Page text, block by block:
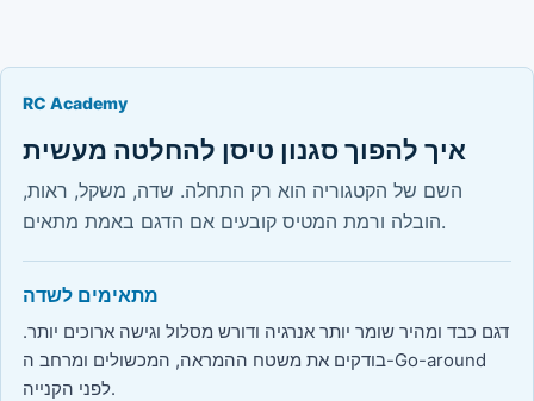
RC Academy
איך להפוך סגנון טיסן להחלטה מעשית
השם של הקטגוריה הוא רק התחלה. שדה, משקל, ראות,
הובלה ורמת המטיס קובעים אם הדגם באמת מתאים.
מתאימים לשדה
דגם כבד ומהיר שומר יותר אנרגיה ודורש מסלול וגישה ארוכים יותר.
בודקים את משטח ההמראה, המכשולים ומרחב ה-Go-around
לפני הקנייה.